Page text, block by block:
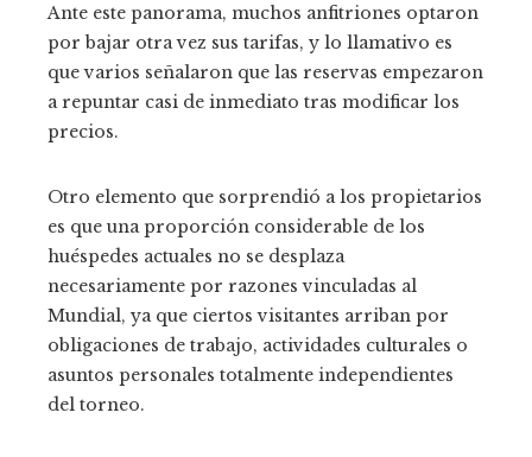
Ante este panorama, muchos anfitriones optaron
por bajar otra vez sus tarifas, y lo llamativo es
que varios señalaron que las reservas empezaron
a repuntar casi de inmediato tras modificar los
precios.
Otro elemento que sorprendió a los propietarios
es que una proporción considerable de los
huéspedes actuales no se desplaza
necesariamente por razones vinculadas al
Mundial, ya que ciertos visitantes arriban por
obligaciones de trabajo, actividades culturales o
asuntos personales totalmente independientes
del torneo.